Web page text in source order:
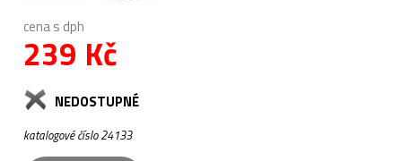
cena s dph
239 Kč
NEDOSTUPNÉ
katalogové číslo 24133